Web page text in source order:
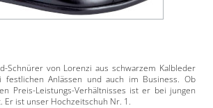
Schnürer von Lorenzi aus schwarzem Kalbleder
festlichen Anlässen und auch im Business. Ob
Preis-Leistungs-Verhältnisses ist er bei jungen
Er ist unser Hochzeitschuh Nr. 1.